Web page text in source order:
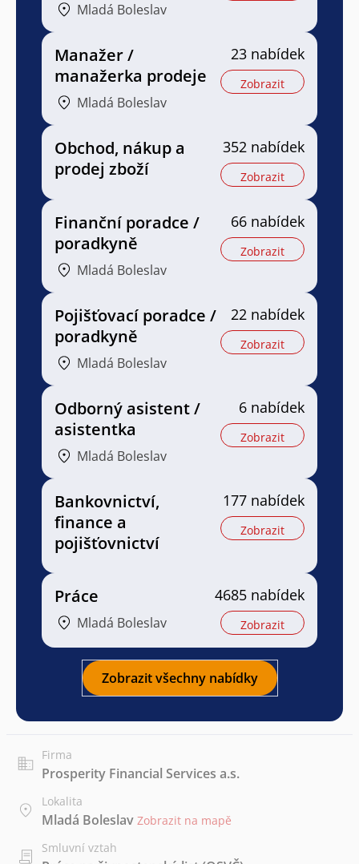
Mladá Boleslav
Manažer /
manažerka prodeje
Mladá Boleslav
23 nabídek
Zobrazit
Obchod, nákup a
prodej zboží
352 nabídek
Zobrazit
Finanční poradce /
poradkyně
Mladá Boleslav
66 nabídek
Zobrazit
Pojišťovací poradce /
poradkyně
Mladá Boleslav
22 nabídek
Zobrazit
Odborný asistent /
asistentka
Mladá Boleslav
6 nabídek
Zobrazit
Bankovnictví,
finance a
pojišťovnictví
177 nabídek
Zobrazit
Práce
Mladá Boleslav
4685 nabídek
Zobrazit
Zobrazit všechny nabídky
Firma
Prosperity Financial Services a.s.
Lokalita
Mladá Boleslav Zobrazit na mapě
Smluvní vztah